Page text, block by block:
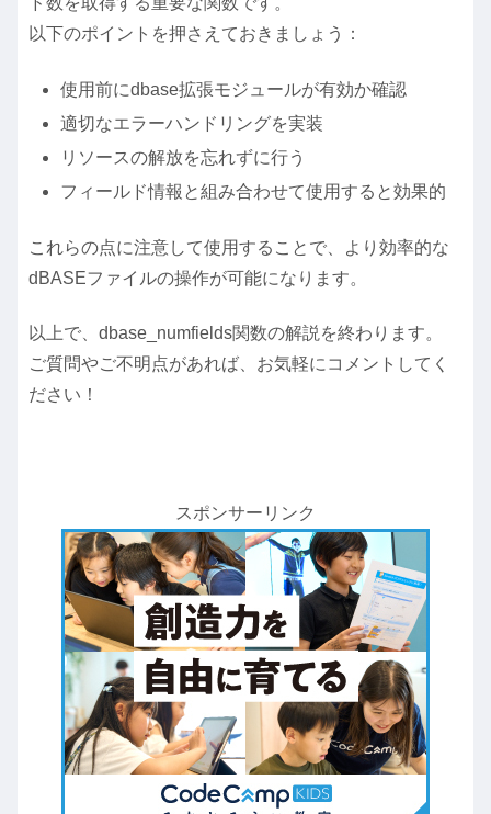
以下のポイントを押さえておきましょう：
使用前にdbase拡張モジュールが有効か確認
適切なエラーハンドリングを実装
リソースの解放を忘れずに行う
フィールド情報と組み合わせて使用すると効果的
これらの点に注意して使用することで、より効率的な
dBASEファイルの操作が可能になります。
以上で、dbase_numfields関数の解説を終わります。
ご質問やご不明点があれば、お気軽にコメントしてく
ださい！
スポンサーリンク